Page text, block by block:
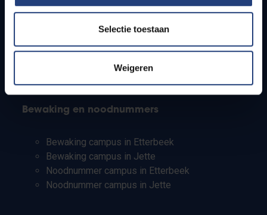
Selectie toestaan
Weigeren
Studenten
PhD-studenten
Leerkrachten en secundaire scholen
Bewaking en noodnummers
Bewaking campus in Etterbeek
Bewaking campus in Jette
Noodnummer campus in Etterbeek
Noodnummer campus in Jette